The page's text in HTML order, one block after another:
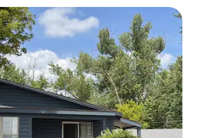
s oznakom „Odabrali gosti”